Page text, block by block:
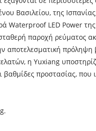
Βασιλείου, της
Waterproof LED Power
παροχή ρεύματος
αποτελεσματική
η Yuxiang
προστασίας, που